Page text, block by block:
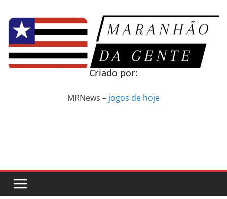
para
conteúdo
Criado por:
MRNews – jogos de hoje